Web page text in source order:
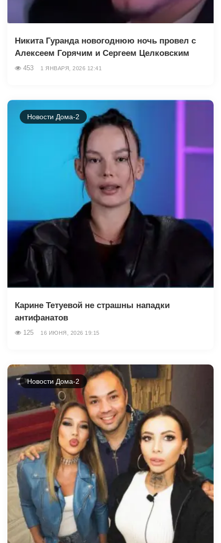
Никита Гуранда новогоднюю ночь провел с
Алексеем Горячим и Сергеем Целковским
453 1 ЯНВАРЯ, 2026 12:41
Новости Дома-2
Карине Тетуевой не страшны нападки
антифанатов
125 16 ИЮНЯ, 2026 19:15
Новости Дома-2